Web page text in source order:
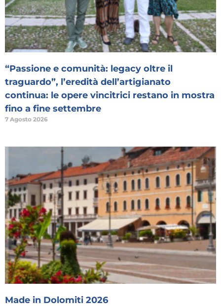
“Passione e comunità: legacy oltre il
traguardo”, l’eredità dell’artigianato
continua: le opere vincitrici restano in mostra
fino a fine settembre
7 Agosto 2026
Made in Dolomiti 2026